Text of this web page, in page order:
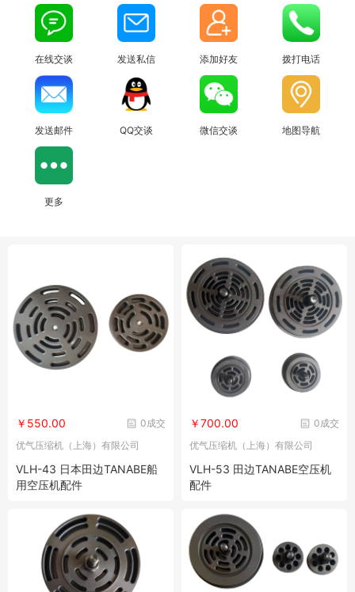
在线交谈 发送私信 添加好友 拨打电话
发送邮件 QQ交谈 微信交谈 地图导航
更多
0成交
￥550.00
优气压缩机（上海）有限公司
VLH-43 日本田边TANABE船
用空压机配件
0成交
￥700.00
优气压缩机（上海）有限公司
VLH-53 田边TANABE空压机
配件